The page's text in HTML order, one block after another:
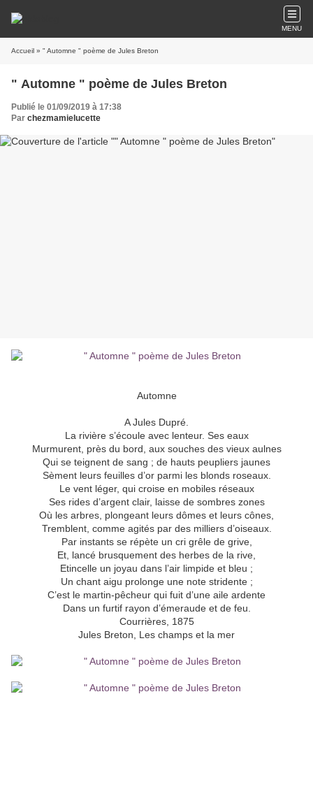
MENU
Accueil » " Automne " poème de Jules Breton
" Automne " poème de Jules Breton
Publié le 01/09/2019 à 17:38
Par chezmamielucette
Automne
A Jules Dupré.
La rivière s’écoule avec lenteur. Ses eaux
Murmurent, près du bord, aux souches des vieux aulnes
Qui se teignent de sang ; de hauts peupliers jaunes
Sèment leurs feuilles d’or parmi les blonds roseaux.
Le vent léger, qui croise en mobiles réseaux
Ses rides d’argent clair, laisse de sombres zones
Où les arbres, plongeant leurs dômes et leurs cônes,
Tremblent, comme agités par des milliers d’oiseaux.
Par instants se répète un cri grêle de grive,
Et, lancé brusquement des herbes de la rive,
Etincelle un joyau dans l’air limpide et bleu ;
Un chant aigu prolonge une note stridente ;
C’est le martin-pêcheur qui fuit d’une aile ardente
Dans un furtif rayon d’émeraude et de feu.
Courrières, 1875
Jules Breton, Les champs et la mer